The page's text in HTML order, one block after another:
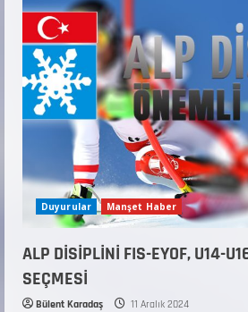
Duyurular Manşet Haber
ALP DİSİPLİNİ FIS-EYOF, U14-
SEÇMESİ
Bülent Karadaş 11 Aralık 2024